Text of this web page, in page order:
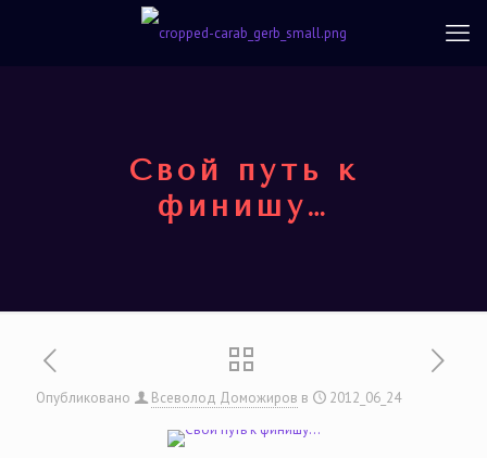
Свой путь к
финишу…
Опубликовано Всеволод Доможиров в 2012_06_24